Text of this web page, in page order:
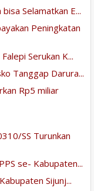
Selamatkan E...
Peningkatan
Serukan K...
Tanggap Darura...
Rp5 miliar
SS Turunkan
se- Kabupaten...
Sijunj...